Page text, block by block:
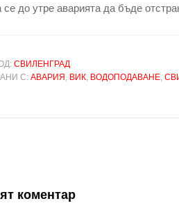
до утре аварията да бъде
СВИЛЕНГРАД
С: АВАРИЯ , ВИК, ВОДОПОДАВАНЕ,
коментар